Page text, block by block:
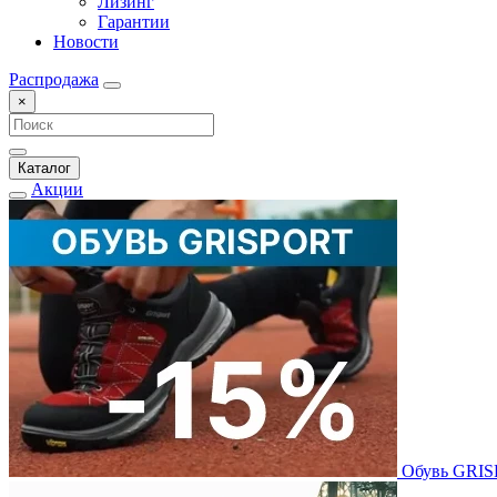
Гарантии
Новости
Распродажа
×
Каталог
Акции
Обувь